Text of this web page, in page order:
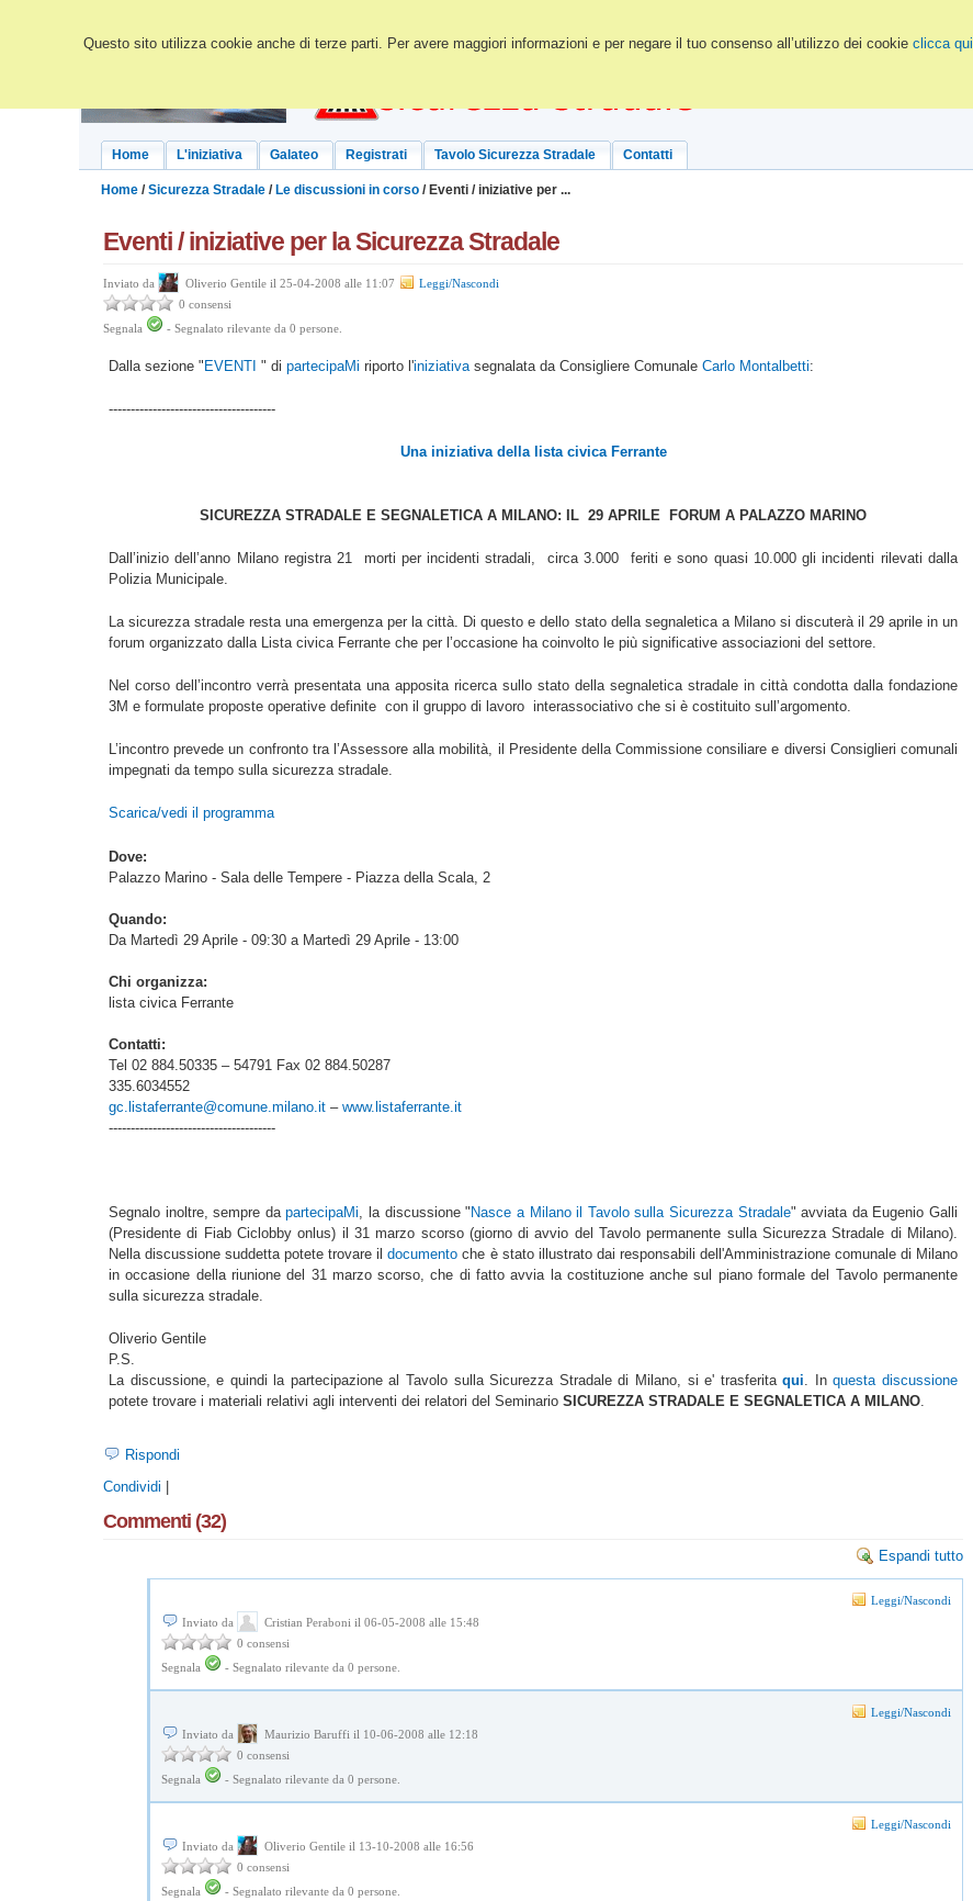
Questo sito utilizza cookie anche di terze parti. Per avere maggiori informazioni e per negare il tuo consenso all’utilizzo dei cookie clicca qui
Home L'iniziativa Galateo Registrati Tavolo Sicurezza Stradale Contatti
Home /Sicurezza Stradale / Le discussioni in corso / Eventi / iniziative per ...
Eventi / iniziative per la Sicurezza Stradale
Inviato da Oliverio Gentile il 25-04-2008 alle 11:07
Leggi/Nascondi
0 consensi
Segnala
- Segnalato rilevante da 0 persone.
Dalla sezione " EVENTI " di partecipaMi riporto l'iniziativasegnalata da Consigliere Comunale Carlo Montalbetti:
--------------------------------------
Una iniziativa della lista civica Ferrante
SICUREZZA STRADALE E SEGNALETICA A MILANO: IL 29 APRILE FORUM A PALAZZO MARINO
Dall’inizio dell’anno Milano registra 21 morti per incidenti stradali, circa 3.000 feriti e sono quasi 10.000 gli incidenti rilevati dalla
Polizia Municipale.
La sicurezza stradale resta una emergenza per la città. Di questo e dello stato della segnaletica a Milano si discuterà il 29 aprile in un
forum organizzato dalla Lista civica Ferrante che per l’occasione ha coinvolto le più significative associazioni del settore.
Nel corso dell’incontro verrà presentata una apposita ricerca sullo stato della segnaletica stradale in città condotta dalla fondazione
3M e formulate proposte operative definite con il gruppo di lavoro interassociativo che si è costituito sull’argomento.
L’incontro prevede un confronto tra l’Assessore alla mobilità, il Presidente della Commissione consiliare e diversi Consiglieri comunali
impegnati da tempo sulla sicurezza stradale.
Scarica/vedi il programma
Dove:
Palazzo Marino - Sala delle Tempere - Piazza della Scala, 2
Quando:
Da Martedì 29 Aprile - 09:30 a Martedì 29 Aprile - 13:00
Chi organizza:
lista civica Ferrante
Contatti:
Tel 02 884.50335 – 54791 Fax 02 884.50287
335.6034552
gc.listaferrante@comune.milano.it – www.listaferrante.it
--------------------------------------
Segnalo inoltre, sempre dapartecipaMi, la discussione " Nasce a Milano il Tavolo sulla Sicurezza Stradale" avviata da Eugenio Galli
(Presidente di Fiab Ciclobby onlus) il 31 marzo scorso (giorno di avvio del Tavolo permanente sulla Sicurezza Stradale di Milano).
Nella discussione suddetta potete trovare ildocumento che è stato illustrato dai responsabili dell'Amministrazione comunale di Milano
in occasione della riunione del 31 marzo scorso, che di fatto avvia la costituzione anche sul piano formale del Tavolo permanente
sulla sicurezza stradale.
Oliverio Gentile
P.S.
La discussione, e quindi la partecipazione al Tavolo sulla Sicurezza Stradale di Milano, si e' trasferitaqui. Inquesta discussione
potete trovare i materiali relativi agli interventi dei relatori del Seminario SICUREZZA STRADALE E SEGNALETICA A MILANO.
Rispondi
Condividi
Commenti (32)
Espandi tutto
Leggi/Nascondi
Inviato da
Cristian Peraboni il 06-05-2008 alle 15:48
0 consensi
Segnala
- Segnalato rilevante da 0 persone.
Leggi/Nascondi
Inviato da
Maurizio Baruffi il 10-06-2008 alle 12:18
0 consensi
Segnala
- Segnalato rilevante da 0 persone.
Leggi/Nascondi
Inviato da
Oliverio Gentile il 13-10-2008 alle 16:56
0 consensi
Segnala
- Segnalato rilevante da 0 persone.